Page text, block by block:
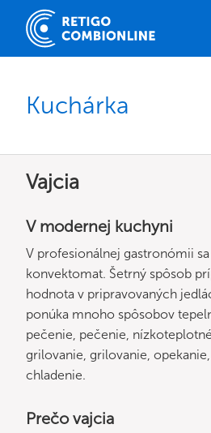
Kuchárka
Vajcia
V modernej kuchyni
V profesionálnej gastronómii
konvektomat. Šetrný spôsob
hodnota v pripravovaných
ponúka mnoho spôsobov
pečenie, pečenie,
grilovanie, grilovanie,
chladenie.
Prečo vajcia